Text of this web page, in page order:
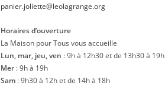
panier.joliette@leolagrange.org
Horaires d’ouverture
La Maison pour Tous vous accueille
Lun, mar, jeu, ven : 9h à 12h30 et de 13h30 à 19h
Mer: 9h à 19h
Sam: 9h30 à 12h et de 14h à 18h